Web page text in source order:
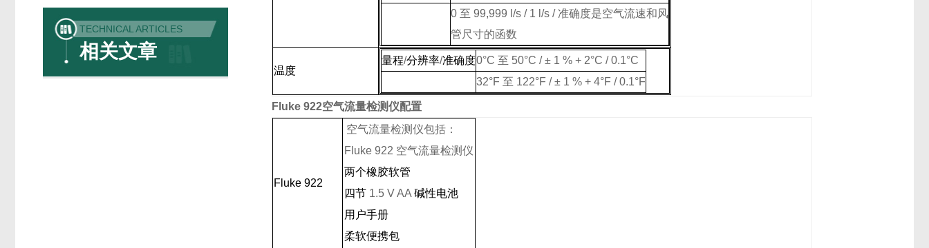
TECHNICAL ARTICLES
相关文章
0 至 99,999 l /s / 1 l /s /准确度是空气流速和风
管尺寸的函数
温度
量程/分辨率/准确度0°C 至 50°C / ± 1 % + 2°C /0.1°C
32°F 至 122°F / ± 1 % + 4°F /0.1°F
Fluke 922空气流量检测仪配置
Fluke 922
空气流量检测仪包括：
Fluke 922 空气流量检测仪
两个橡胶软管
四节 1.5 V AA碱性电池
用户手册
柔软便携包